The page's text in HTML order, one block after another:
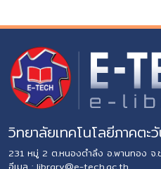
วิทยาลัยเทคโนโลยีภาคตะ
231 หมู่ 2 ต.หนองตำลึง อ.พานทอง จ